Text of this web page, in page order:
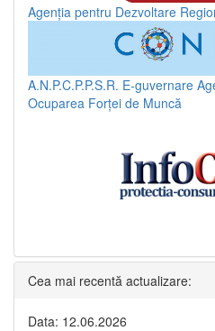
Agenția pentru Dezvoltare
A.N.P.C.P.P.S.R. E-guvernare
Ocuparea Forței de Muncă
Cea mai recentă actualizare:
Data: 12.06.2026